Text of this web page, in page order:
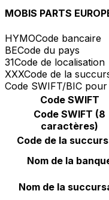
MOBIS PARTS
HYMOCode bancaire
BECode du pays
31Code de localisation
XXXCode de la
Code SWIFT/BIC pour
Code SWIFT
Code SWIFT (8
caractères)
Code de la
Nom de la
Nom de la